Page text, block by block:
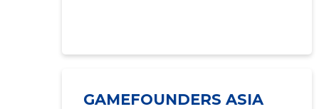
GAMEFOUNDERS ASIA